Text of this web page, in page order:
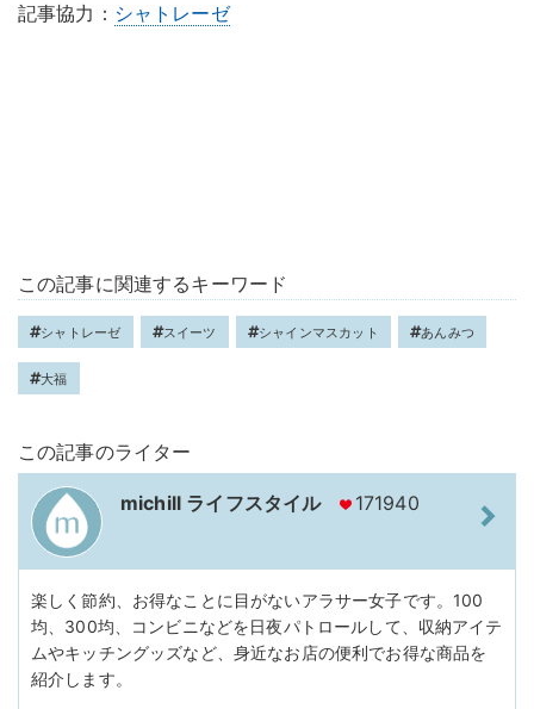
記事協力： シャトレーゼ
この記事に関連するキーワード
シャトレーゼ スイーツ シャインマスカット あんみつ
大福
この記事のライター
michill ライフスタイル 171940
楽しく節約、お得なことに目がないアラサー女子です。100
均、300均、コンビニなどを日夜パトロールして、収納アイテ
ムやキッチングッズなど、身近なお店の便利でお得な商品を
紹介します。